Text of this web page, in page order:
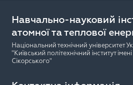
Навчально-науковий
атомної та теплової
Національний технічний університет
"Київський політехнічний інститут
Сікорського"